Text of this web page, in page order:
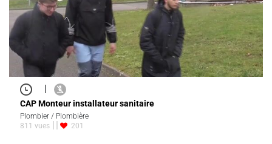
|
CAP Monteur installateur sanitaire
Plombier / Plombière
811 vues
201